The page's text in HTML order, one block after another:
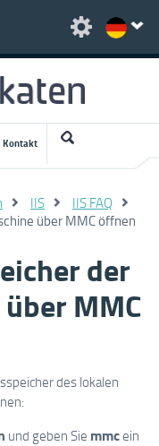
Kontakt
IIS IIS FAQ
über MMC öffnen
der
MMC
des lokalen
und geben Sie mmcein